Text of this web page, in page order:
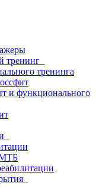
тренинг
тренинга
и функционального
МТБ